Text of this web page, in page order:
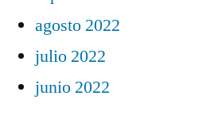
agosto 2022
julio 2022
junio 2022